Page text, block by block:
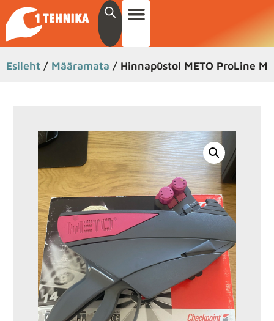
Esileht / Määramata / Hinnapüstol METO ProLine M